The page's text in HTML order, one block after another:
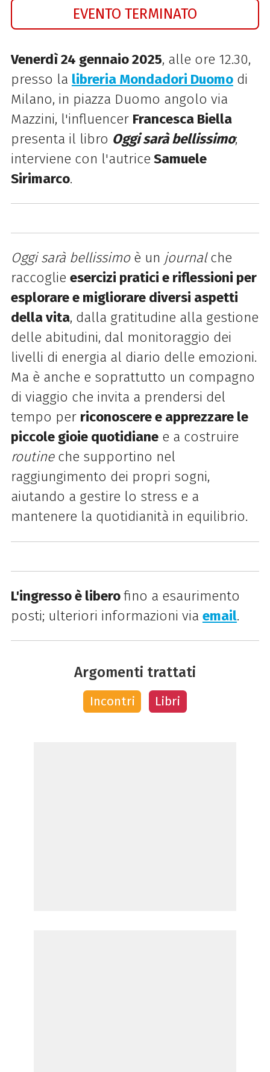
EVENTO TERMINATO
Venerdì 24 gennaio 2025, alle ore 12.30,
presso la libreria Mondadori Duomodi
Milano, in piazza Duomo angolo via
Mazzini, l'influencer Francesca Biella
presenta il libro Oggi sarà bellissimo;
interviene con l'autrice Samuele
Sirimarco.
Oggi sarà bellissimo è un journal che
raccoglie esercizi pratici e riflessioni per
esplorare e migliorare diversi aspetti
della vita, dalla gratitudine alla gestione
delle abitudini, dal monitoraggio dei
livelli di energia al diario delle emozioni.
Ma è anche e soprattutto un compagno
di viaggio che invita a prendersi del
tempo per riconoscere e apprezzare le
piccole gioie quotidianee a costruire
routine che supportino nel
raggiungimento dei propri sogni,
aiutando a gestire lo stress e a
mantenere la quotidianità in equilibrio.
L'ingresso è liberofino a esaurimento
posti; ulteriori informazioni via email.
Argomenti trattati
Incontri Libri